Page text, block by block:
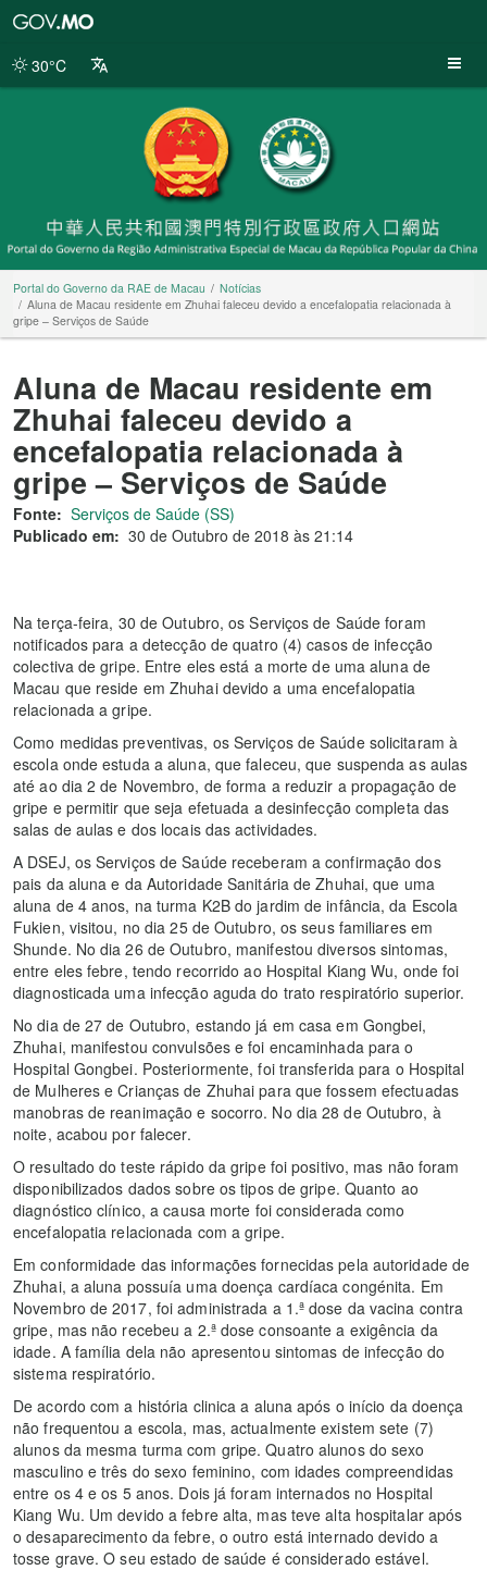
da
30°C
Portal do Governo da RAE de Macau
Notícias
Aluna de Macau residente em Zhuhai faleceu devido a encefalopatia relacionada à
gripe – Serviços de Saúde
Aluna de Macau residente em
Zhuhai faleceu devido a
encefalopatia relacionada à
gripe – Serviços de Saúde
Fonte: Serviços de Saúde (SS)
Publicado em: 30 de Outubro de 2018 às 21:14
Na terça-feira, 30 de Outubro, os Serviços de Saúde foram
notificados para a detecção de quatro (4) casos de infecção
colectiva de gripe. Entre eles está a morte de uma aluna de
Macau que reside em Zhuhai devido a uma encefalopatia
relacionada a gripe.
Como medidas preventivas, os Serviços de Saúde solicitaram à
escola onde estuda a aluna, que faleceu, que suspenda as aulas
até ao dia 2 de Novembro, de forma a reduzir a propagação de
gripe e permitir que seja efetuada a desinfecção completa das
salas de aulas e dos locais das actividades.
A DSEJ, os Serviços de Saúde receberam a confirmação dos
pais da aluna e da Autoridade Sanitária de Zhuhai, que uma
aluna de 4 anos, na turma K2B do jardim de infância, da Escola
Fukien, visitou, no dia 25 de Outubro, os seus familiares em
Shunde. No dia 26 de Outubro, manifestou diversos sintomas,
entre eles febre, tendo recorrido ao Hospital Kiang Wu, onde foi
diagnosticada uma infecção aguda do trato respiratório superior.
No dia de 27 de Outubro, estando já em casa em Gongbei,
Zhuhai, manifestou convulsões e foi encaminhada para o
Hospital Gongbei. Posteriormente, foi transferida para o Hospital
de Mulheres e Crianças de Zhuhai para que fossem efectuadas
manobras de reanimação e socorro. No dia 28 de Outubro, à
noite, acabou por falecer.
O resultado do teste rápido da gripe foi positivo, mas não foram
disponibilizados dados sobre os tipos de gripe. Quanto ao
diagnóstico clínico, a causa morte foi considerada como
encefalopatia relacionada com a gripe.
Em conformidade das informações fornecidas pela autoridade de
Zhuhai, a aluna possuía uma doença cardíaca congénita. Em
Novembro de 2017, foi administrada a 1.ª dose da vacina contra
gripe, mas não recebeu a 2.ª dose consoante a exigência da
idade. A família dela não apresentou sintomas de infecção do
sistema respiratório.
De acordo com a história clinica a aluna após o início da doença
não frequentou a escola, mas, actualmente existem sete (7)
alunos da mesma turma com gripe. Quatro alunos do sexo
masculino e três do sexo feminino, com idades compreendidas
entre os 4 e os 5 anos. Dois já foram internados no Hospital
Kiang Wu. Um devido a febre alta, mas teve alta hospitalar após
o desaparecimento da febre, o outro está internado devido a
tosse grave. O seu estado de saúde é considerado estável.